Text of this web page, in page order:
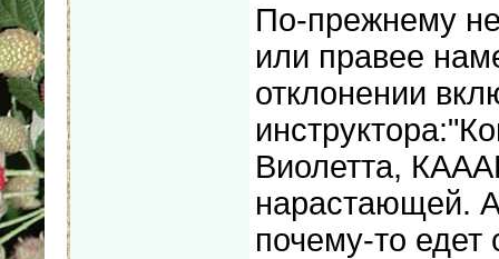
По-прежнему
или правее
отклонении
Виолетта,
нарастающей.
почему-то едет